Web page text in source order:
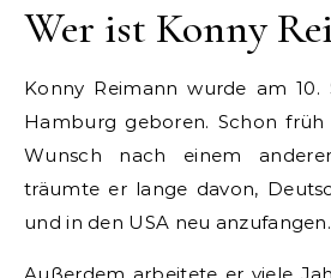
Wer ist Konny
Konny Reimann wurde am 10.
Hamburg geboren. Schon
Wunsch nach einem
träumte er lange davon,
und in den USA neu anzufangen.